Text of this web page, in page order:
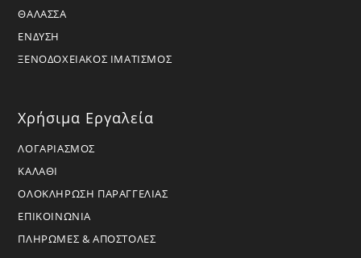
ΘΑΛΑΣΣΑ
ΕΝΔΥΣΗ
ΞΕΝΟΔΟΧΕΙΑΚΟΣ ΙΜΑΤΙΣΜΟΣ
Χρήσιμα Εργαλεία
ΛΟΓΑΡΙΑΣΜΟΣ
ΚΑΛΑΘΙ
ΟΛΟΚΛΗΡΩΣΗ ΠΑΡΑΓΓΕΛΙΑΣ
ΕΠΙΚΟΙΝΩΝΙΑ
ΠΛΗΡΩΜΕΣ & ΑΠΟΣΤΟΛΕΣ